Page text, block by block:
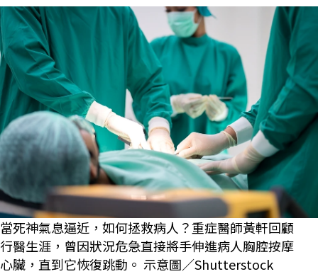
當死神氣息逼近，如何拯救病人？重症醫師黃軒回顧
行醫生涯，曾因狀況危急直接將手伸進病人胸腔按摩
心臟，直到它恢復跳動。 示意圖／Shutterstock